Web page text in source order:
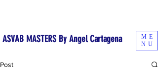
ASVAB MASTERS By Angel Cartagena
ME
NU
Post